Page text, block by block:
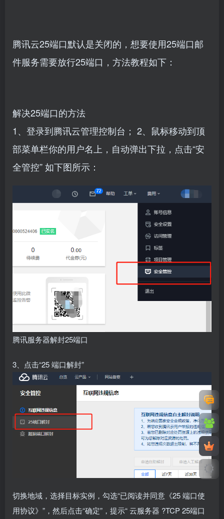
腾讯云25端口默认是关闭的，想要使用25端口邮
件服务需要放行25端口，方法教程如下：
解决25端口的方法
1、登录到腾讯云管理控制台； 2、鼠标移动到顶
部菜单栏你的用户名上，自动弹出下拉，点击“安
全管控” 如下图所示：
腾讯服务器解封25端口
3、点击“25 端口解封”
切换地域，选择目标实例，勾选“已阅读并同意《25 端口使
用协议》”，然后点击“确定”，提示“ 云服务器 ?TCP 25端口